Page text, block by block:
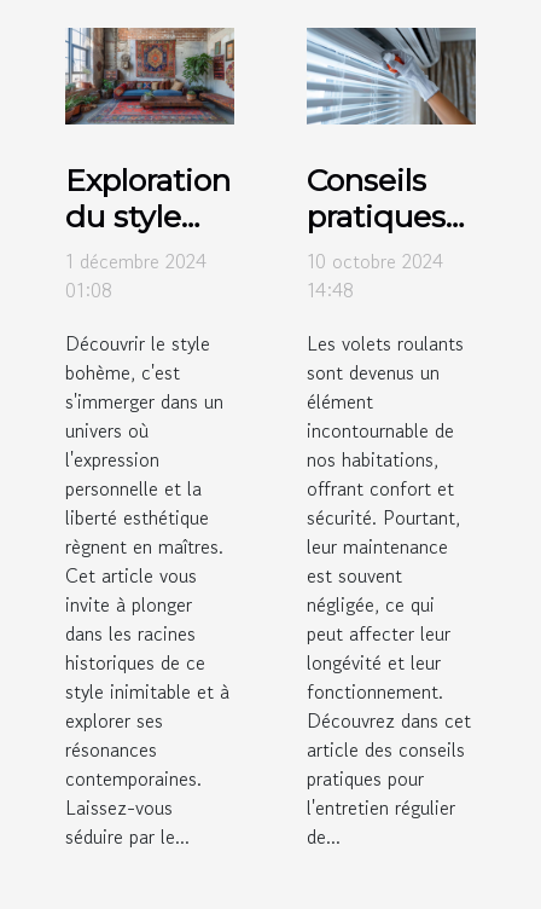
Exploration
du style
bohème :
origines et
modernes
1 décembre 2024
01:08
Découvrir le style
bohème, c'est
s'immerger dans un
univers où
l'expression
personnelle et la
liberté esthétique
règnent en maîtres.
Cet article vous
invite à plonger
dans les racines
historiques de ce
style inimitable et à
explorer ses
résonances
contemporaines.
Laissez-vous
séduire par le...
Conseils
pratiques
pour
l'entretien
des volets
roulants
10 octobre 2024
14:48
Les volets roulants
sont devenus un
élément
incontournable de
nos habitations,
offrant confort et
sécurité. Pourtant,
leur maintenance
est souvent
négligée, ce qui
peut affecter leur
longévité et leur
fonctionnement.
Découvrez dans cet
article des conseils
pratiques pour
l'entretien régulier
de...